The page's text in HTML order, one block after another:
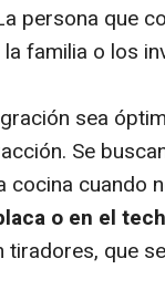
persona que
familia o los
sea
Se
cocina cuando
o en el
tiradores, que